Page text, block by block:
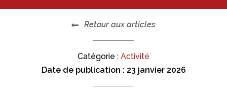
Retour aux articles
Catégorie : Activité
Date de publication : 23 janvier 2026